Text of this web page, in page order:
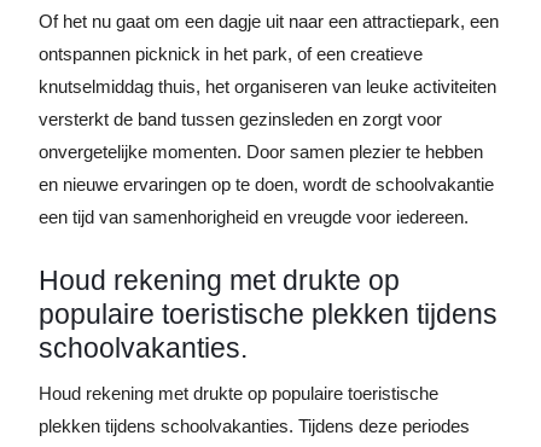
Of het nu gaat om een dagje uit naar een attractiepark, een
ontspannen picknick in het park, of een creatieve
knutselmiddag thuis, het organiseren van leuke activiteiten
versterkt de band tussen gezinsleden en zorgt voor
onvergetelijke momenten. Door samen plezier te hebben
en nieuwe ervaringen op te doen, wordt de schoolvakantie
een tijd van samenhorigheid en vreugde voor iedereen.
Houd rekening met drukte op
populaire toeristische plekken tijdens
schoolvakanties.
Houd rekening met drukte op populaire toeristische
plekken tijdens schoolvakanties. Tijdens deze periodes